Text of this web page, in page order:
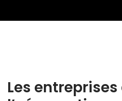
Les entreprises